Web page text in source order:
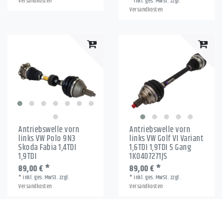
Versandkosten
Antriebswelle vorn
links VW Polo 9N3
Skoda Fabia 1,4TDI
1,9TDI
89,00 € *
*inkl. ges. MwSt.zzgl.
Versandkosten
Antriebswelle vorn
links VW Golf VI Variant
1,6TDI 1,9TDI 5 Gang
1K0407271JS
89,00 € *
*inkl. ges. MwSt.zzgl.
Versandkosten